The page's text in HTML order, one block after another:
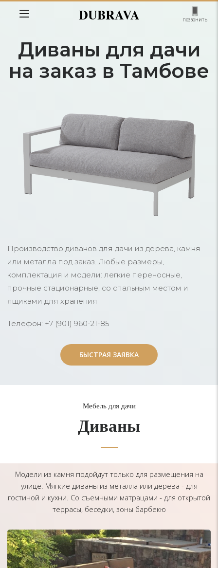
DUBRAVA позвонить
Диваны для дачи
на заказ в Тамбове
Производство диванов для дачи из дерева, камня
или металла под заказ. Любые размеры,
комплектация и модели: легкие переносные,
прочные стационарные, со спальным местом и
ящиками для хранения
Телефон: +7 (901) 960-21-85
БЫСТРАЯ ЗАЯВКА
БЫСТРАЯ ЗАЯВКА
Мебель для дачи
Диваны
Модели из камня подойдут только для размещения на
улице. Мягкие диваны из металла или дерева - для
гостиной и кухни. Со съемными матрацами - для открытой
террасы, беседки, зоны барбекю